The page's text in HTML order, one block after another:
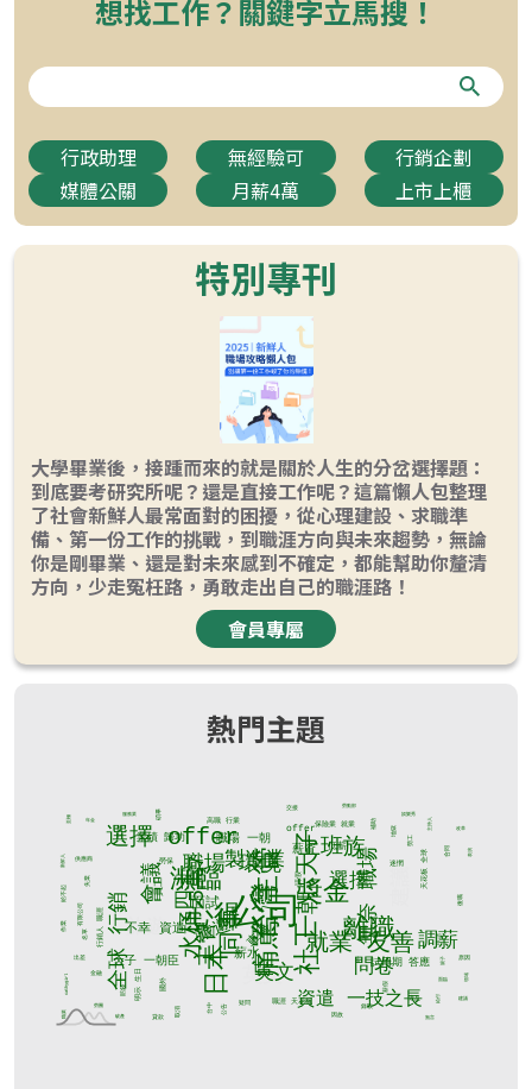
想找工作？關鍵字立馬搜！
行政助理 無經驗可
行銷企劃
媒體公關
月薪4萬 上市上櫃
特別專刊
大學畢業後，接踵而來的就是關於人生的分岔選擇題：
到底要考研究所呢？還是直接工作呢？這篇懶人包整理
了社會新鮮人最常面對的困擾，從心理建設、求職準
備、第一份工作的挑戰，到職涯方向與未來趨勢，無論
你是剛畢業、還是對未來感到不確定，都能幫助你釐清
方向，少走冤枉路，勇敢走出自己的職涯路！
會員專屬
熱門主題